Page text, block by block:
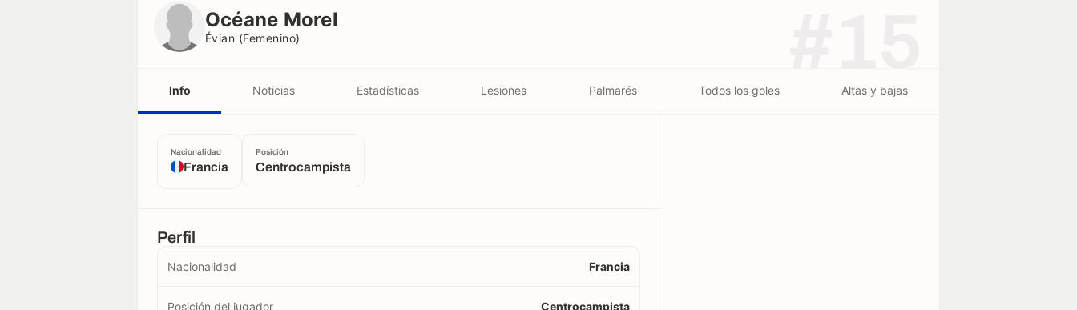
Océane Morel
Évian (femenino)
Info Noticias Estadísticas Lesiones Palmarés Todos los goles Altas y bajas
Nacionalidad
Francia
Posición
Centrocampista
Perfil
Nacionalidad Francia
Posición del jugador Centrocampista